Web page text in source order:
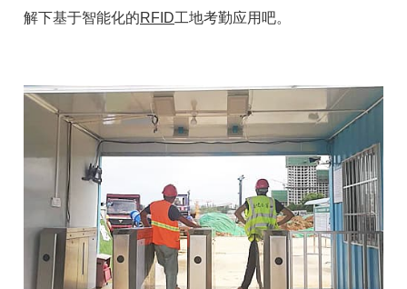
解下基于智能化的RFID工地考勤应用吧。